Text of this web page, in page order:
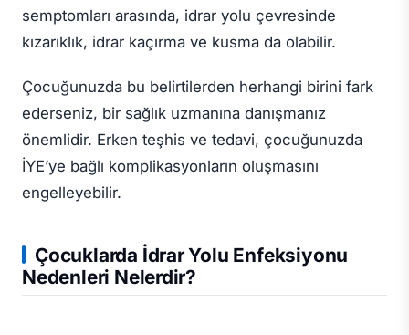
semptomları arasında, idrar yolu çevresinde
kızarıklık, idrar kaçırma ve kusma da olabilir.
Çocuğunuzda bu belirtilerden herhangi birini fark
ederseniz, bir sağlık uzmanına danışmanız
önemlidir. Erken teşhis ve tedavi, çocuğunuzda
İYE’ye bağlı komplikasyonların oluşmasını
engelleyebilir.
Çocuklarda İdrar Yolu Enfeksiyonu
Nedenleri Nelerdir?